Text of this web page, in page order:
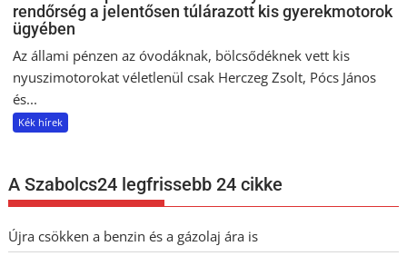
rendőrség a jelentősen túlárazott kis gyerekmotorok
ügyében
Az állami pénzen az óvodáknak, bölcsődéknek vett kis
nyuszimotorokat véletlenül csak Herczeg Zsolt, Pócs János
és...
Kék hírek
A Szabolcs24 legfrissebb 24 cikke
Újra csökken a benzin és a gázolaj ára is